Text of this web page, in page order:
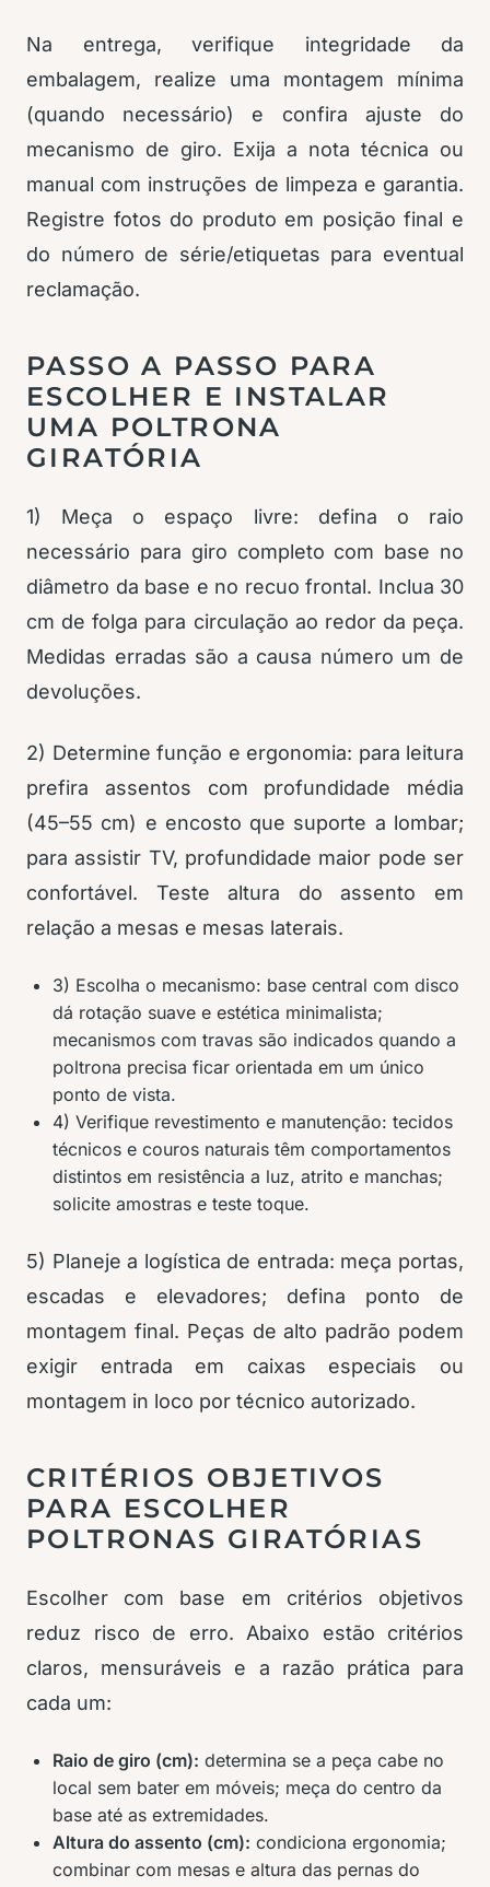
Na entrega, verifique integridade da
embalagem, realize uma montagem mínima
(quando necessário) e confira ajuste do
mecanismo de giro. Exija a nota técnica ou
manual com instruções de limpeza e garantia.
Registre fotos do produto em posição final e
do número de série/etiquetas para eventual
reclamação.
PASSO A PASSO PARA
ESCOLHER E INSTALAR
UMA POLTRONA
GIRATÓRIA
1) Meça o espaço livre: defina o raio
necessário para giro completo com base no
diâmetro da base e no recuo frontal. Inclua 30
cm de folga para circulação ao redor da peça.
Medidas erradas são a causa número um de
devoluções.
2) Determine função e ergonomia: para leitura
prefira assentos com profundidade média
(45–55 cm) e encosto que suporte a lombar;
para assistir TV, profundidade maior pode ser
confortável. Teste altura do assento em
relação a mesas e mesas laterais.
3) Escolha o mecanismo: base central com disco
dá rotação suave e estética minimalista;
mecanismos com travas são indicados quando a
poltrona precisa ficar orientada em um único
ponto de vista.
4) Verifique revestimento e manutenção: tecidos
técnicos e couros naturais têm comportamentos
distintos em resistência a luz, atrito e manchas;
solicite amostras e teste toque.
5) Planeje a logística de entrada: meça portas,
escadas e elevadores; defina ponto de
montagem final. Peças de alto padrão podem
exigir entrada em caixas especiais ou
montagem in loco por técnico autorizado.
CRITÉRIOS OBJETIVOS
PARA ESCOLHER
POLTRONAS GIRATÓRIAS
Escolher com base em critérios objetivos
reduz risco de erro. Abaixo estão critérios
claros, mensuráveis e a razão prática para
cada um:
Raio de giro (cm): determina se a peça cabe no
local sem bater em móveis; meça do centro da
base até as extremidades.
Altura do assento (cm): condiciona ergonomia;
combinar com mesas e altura das pernas do